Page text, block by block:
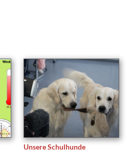
Unsere Schulhunde